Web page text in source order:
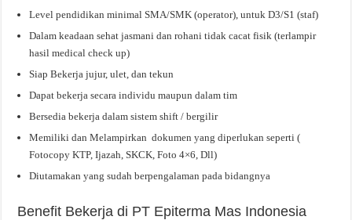
Level pendidikan minimal SMA/SMK (operator), untuk D3/S1 (staf)
Dalam keadaan sehat jasmani dan rohani tidak cacat fisik (terlampir
hasil medical check up)
Siap Bekerja jujur, ulet, dan tekun
Dapat bekerja secara individu maupun dalam tim
Bersedia bekerja dalam sistem shift / bergilir
Memiliki dan Melampirkan dokumen yang diperlukan seperti (
Fotocopy KTP, Ijazah, SKCK, Foto 4×6, Dll)
Diutamakan yang sudah berpengalaman pada bidangnya
Benefit Bekerja di PT Epiterma Mas Indonesia